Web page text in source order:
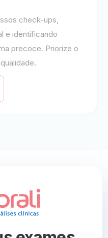
check-ups,
e identificando
precoce. Priorize o